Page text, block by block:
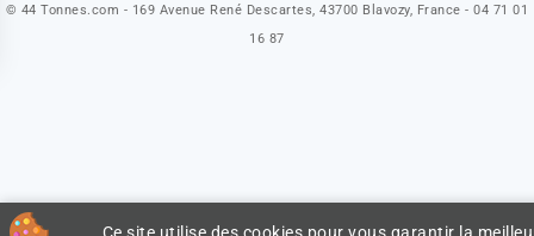
© 44 Tonnes.com - 169 Avenue René Descartes, 43700 Blavozy, France - 04 71 01
16 87